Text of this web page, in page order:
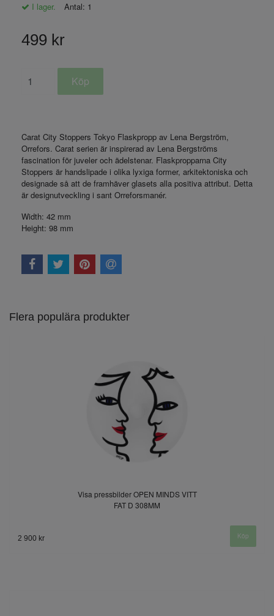
I lager. Antal: 1
499 kr
Carat City Stoppers Tokyo Flaskpropp av Lena Bergström,
Orrefors. Carat serien är inspirerad av Lena Bergströms
fascination för juveler och ädelstenar. Flaskpropparna City
Stoppers är handslipade i olika lyxiga former, arkitektoniska och
designade så att de framhäver glasets alla positiva attribut. Detta
är designutveckling i sant Orreforsmanér.
Width: 42 mm
Height: 98 mm
Flera populära produkter
Visa pressbilder OPEN MINDS VITT
FAT D 308MM
2 900 kr